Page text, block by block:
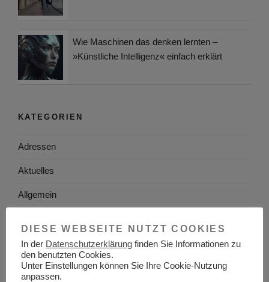
Wie Maschinen das denken lernten –
»Künstliche Intelligenz« einfach erklärt
KATEGORIEN
Adressen
Aktuelles
Allgemein
Arbeitsplatzsuche
Arbeitsrecht
DIESE WEBSEITE NUTZT COOKIES
In der Datenschutzerklärung finden Sie Informationen zu
den benutzten Cookies.
Unter Einstellungen können Sie Ihre Cookie-Nutzung
anpassen.